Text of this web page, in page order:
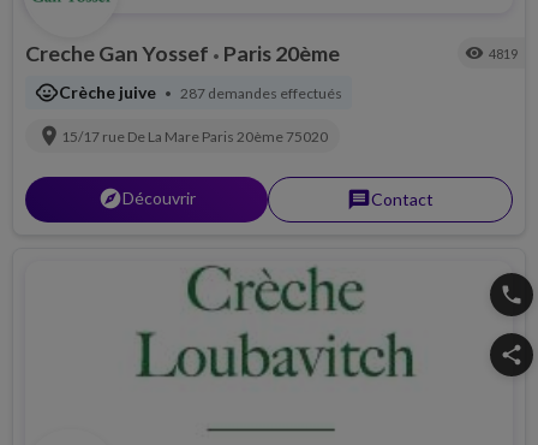
Creche Gan Yossef • Paris 20ème visibility 4819
child_careCrèche juive • 287 demandes effectués
location_on 15/17 rue De La Mare Paris 20ème 75020
explorerDécouvrir messageContact
phone
share